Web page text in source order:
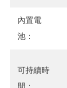
內置電
池：
可持續時
間：